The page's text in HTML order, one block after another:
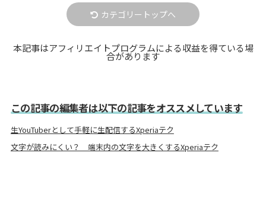
カテゴリートップへ
本記事はアフィリエイトプログラムによる収益を得ている場
合があります
この記事の編集者は以下の記事をオススメしています
生YouTuberとして手軽に生配信するXperiaテク
文字が読みにくい？ 端末内の文字を大きくするXperiaテク